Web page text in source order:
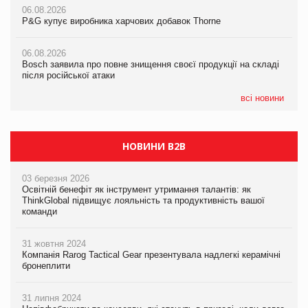
06.08.2026
P&G купує виробника харчових добавок Thorne
06.08.2026
Bosch заявила про повне знищення своєї продукції на складі
після російської атаки
всі новини
новинки від ТМ ТОКЕРИ
Сергій Лісунов про заморожені хлібобулочні вироби на
06.08.2026
P&G купує виробника харчових добавок Thorne
06.08.2026
Bosch заявила про повне знищення своєї продукції на складі
після російської атаки
НОВИНИ B2B
03 березня 2026
Освітній бенефіт як інструмент утримання талантів: як
ThinkGlobal підвищує лояльність та продуктивність вашої
команди
31 жовтня 2024
Компанія Rarog Tactical Gear презентувала надлегкі керамічні
бронеплити
31 липня 2024